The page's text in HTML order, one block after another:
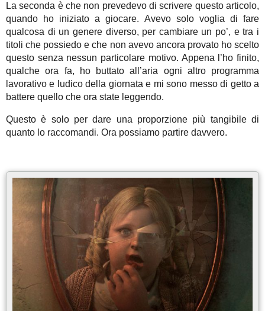
La seconda è che non prevedevo di scrivere questo articolo,
quando ho iniziato a giocare. Avevo solo voglia di fare
qualcosa di un genere diverso, per cambiare un po’, e tra i
titoli che possiedo e che non avevo ancora provato ho scelto
questo senza nessun particolare motivo. Appena l’ho finito,
qualche ora fa, ho buttato all’aria ogni altro programma
lavorativo e ludico della giornata e mi sono messo di getto a
battere quello che ora state leggendo.
Questo è solo per dare una proporzione più tangibile di
quanto lo raccomandi. Ora possiamo partire davvero.